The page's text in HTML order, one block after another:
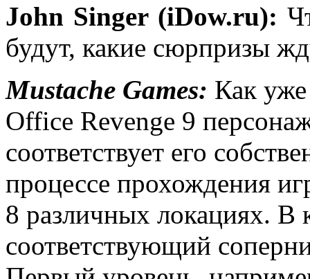
John Singer (iDow.ru):
будут, какие сюрпризы
Mustache Games: Как уже
Office Revenge 9
соответствует его
процессе прохождения
8 различных локациях. В
соответствующий